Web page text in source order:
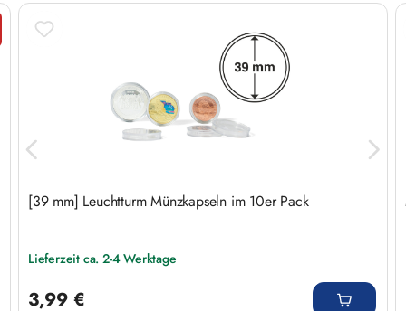
[39 mm] Leuchtturm Münzkapseln im 10er Pack
Lieferzeit ca. 2-4 Werktage
3,99 €